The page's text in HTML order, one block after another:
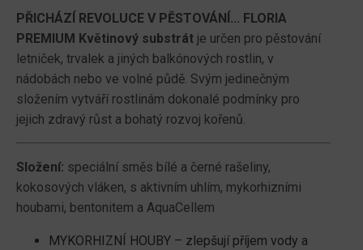
PŘICHÁZÍ REVOLUCE V PĚSTOVÁNÍ... FLORIA
PREMIUM Květinový substrát je určen pro pěstování
letniček, trvalek a jiných balkónových rostlin, v
nádobách nebo ve volné půdě. Svým jedinečným
složením vytváří rostlinám dokonalé podmínky pro
jejich zdravý růst a bohatý rozvoj kořenů.
Složení: speciální směs bílé a černé rašeliny,
kokosových vláken, s aktivním uhlím, mykorhizními
houbami, bentonitem a AquaCellem
MYKORHIZNÍ HOUBY – zlepšují příjem vody a